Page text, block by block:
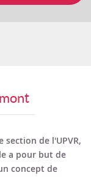
section de l'UPVR,
a pour but de
concept de